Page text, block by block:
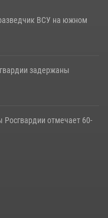
ВСУ на южном
задержаны
Росгвардии отмечает 60-